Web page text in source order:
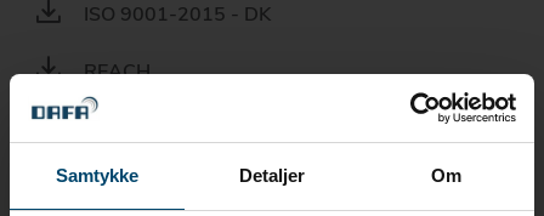
Samtykke Detaljer Om
ISO 9001-2015 - DK
REACH
ROHS
PFAS STATEMENT